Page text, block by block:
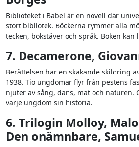
Biblioteket i Babel är en novell där
stort bibliotek. Böckerna rymmer alla
tecken, bokstäver och språk. Boken kan
7. Decamerone,
Berättelsen har en skakande skildring
1938. Tio ungdomar flyr från pestens
njuter av sång, dans, mat och naturen.
varje ungdom sin historia.
6. Trilogin Molloy,
Den onämnbare,